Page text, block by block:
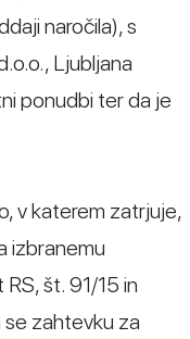
naročila), s
Ljubljana
ponudbi ter da je
v katerem zatrjuje,
izbranemu
št. 91/15 in
se zahtevku za